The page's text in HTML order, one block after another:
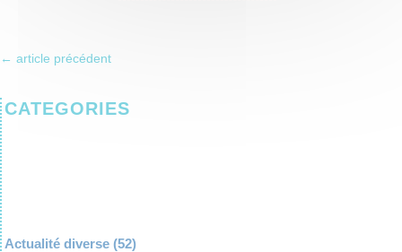
← article précédent
CATEGORIES
Actualité diverse (52)